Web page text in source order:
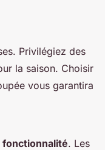
Privilégiez des
la saison. Choisir
vous garantira
. Les